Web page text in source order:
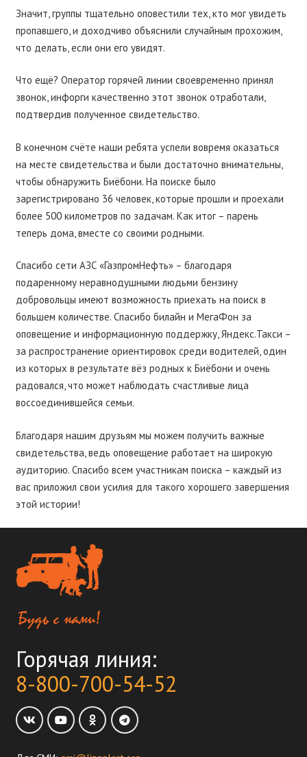
Значит, группы тщательно оповестили тех, кто мог увидеть
пропавшего, и доходчиво объяснили случайным прохожим,
что делать, если они его увидят.
Что ещё? Оператор горячей линии своевременно принял
звонок, инфорги качественно этот звонок отработали,
подтвердив полученное свидетельство.
В конечном счёте наши ребята успели вовремя оказаться
на месте свидетельства и были достаточно внимательны,
чтобы обнаружить Биёбони. На поиске было
зарегистрировано 36 человек, которые прошли и проехали
более 500 километров по задачам. Как итог – парень
теперь дома, вместе со своими родными.
Спасибо сети АЗС «ГазпромНефть»– благодаря
подаренному неравнодушными людьми бензину
добровольцы имеют возможность приехать на поиск в
большем количестве. Спасибо билайн и МегаФон за
оповещение и информационную поддержку,Яндекс.Такси –
за распространение ориентировок среди водителей, один
из которых в результате вёз родных к Биёбони и очень
радовался, что может наблюдать счастливые лица
воссоединившейся семьи.
Благодаря нашим друзьям мы можем получить важные
свидетельства, ведь оповещение работает на широкую
аудиторию. Спасибо всем участникам поиска – каждый из
вас приложил свои усилия для такого хорошего завершения
этой истории!
Горячая линия:
8-800-700-54-52